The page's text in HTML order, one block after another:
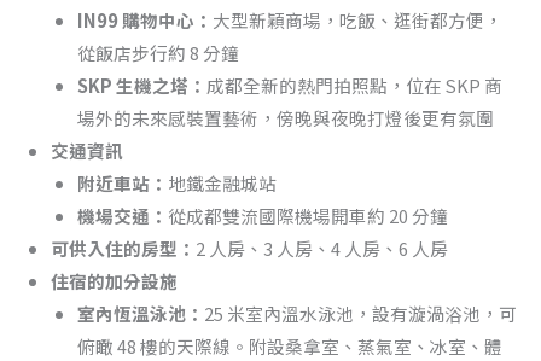
IN99 購物中心： 大型新穎商場，吃飯、逛街都方便，
從飯店步行約 8 分鐘
SKP 生機之塔： 成都全新的熱門拍照點，位在 SKP 商
場外的未來感裝置藝術，傍晚與夜晚打燈後更有氛圍
交通資訊
附近車站： 地鐵金融城站
機場交通： 從成都雙流國際機場開車約 20 分鐘
可供入住的房型： 2 人房、3 人房、4 人房、6 人房
住宿的加分設施
室內恆溫泳池： 25 米室內溫水泳池，設有漩渦浴池，可
俯瞰 48 樓的天際線。附設桑拿室、蒸氣室、冰室、體